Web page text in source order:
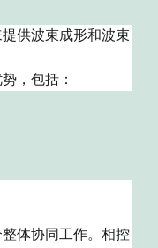
供波束成形和波束
，包括：
整体协同工作。相控